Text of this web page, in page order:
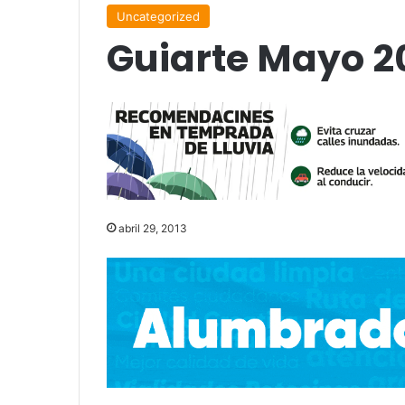
Uncategorized
Guiarte Mayo
abril 29, 2013